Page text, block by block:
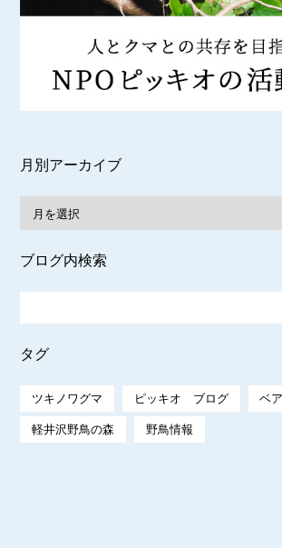
月別アーカイブ
ブログ内検索
タグ
ツキノワグマ ピッキオ ブログ ベ
軽井沢野鳥の森 野鳥情報